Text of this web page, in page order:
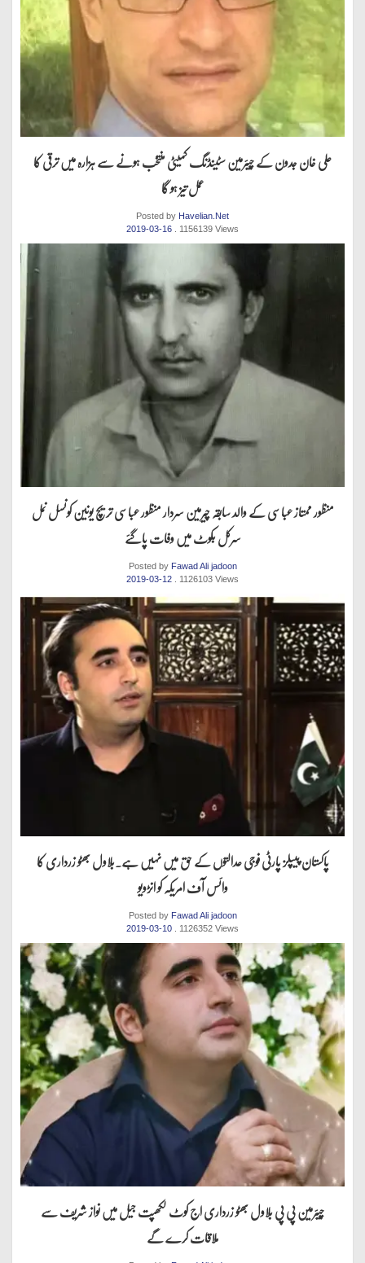
علی خان جدون کے چیئرمین سٹینڈنگ کمیٹی منتخب ہونے سے ہزارہ میں ترقی کا
عمل تیز ہو گا
Posted by Havelian.Net
2019-03-16 . 1156139 Views
منظور ممتاز عباسی کے والد سابقہ چیرمین سردار منظور عباسی تریچ یونین کونسل نمل
سرکل بکوٹ میں وفات پاگئے
Posted by Fawad Ali jadoon
2019-03-12
. 1126103 Views
پاکستان پیپلز پارٹی فوجی عدالتوں کے حق میں نہیں ہے.بلاول بھٹو زرداری کا
وائس آف امریکہ کو انڑویو
Posted by Fawad Ali jadoon
2019-03-10 . 1126352 Views
چیئرمین پی پی بلاول بھٹو زرداری اج کوٹ لکھپت جیل میں نواز شریف سے
ملاقات کرے گے